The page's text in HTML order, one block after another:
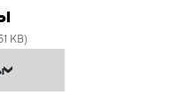
KB)